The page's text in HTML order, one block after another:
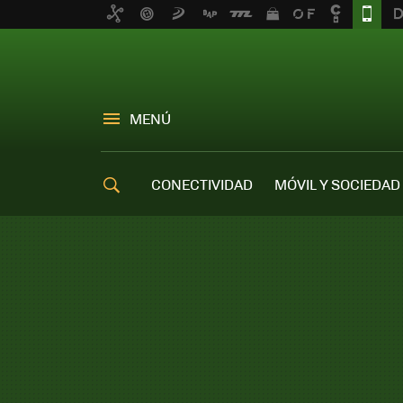
MENÚ
CONECTIVIDAD
MÓVIL Y SOCIEDAD